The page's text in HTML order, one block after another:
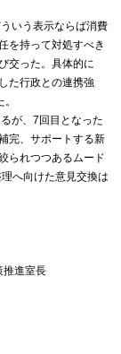
いう表示ならば消費
を持って対処すべき
交った。具体的に
た行政との連携強
が、 7 回目となった
完、サポートする新
られつつあるムード
へ向けた意見交換は
推進室長